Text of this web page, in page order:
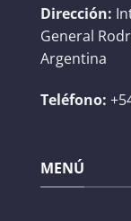
Dirección:
General
Argentina
Teléfono:
MENÚ